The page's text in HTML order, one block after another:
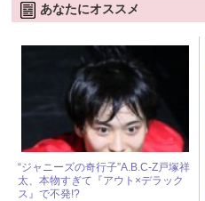
あなたにオススメ
“ジャニーズの奇行子”A.B.C-Z戸塚祥
太、本物すぎて『アウト×デラック
ス』で不発!?